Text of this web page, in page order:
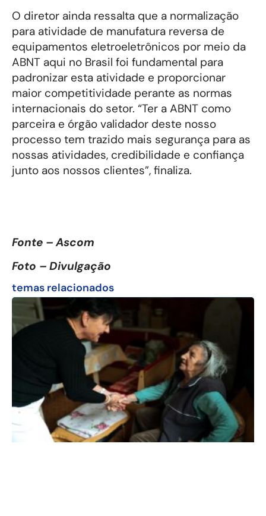
O diretor ainda ressalta que a normalização
para atividade de manufatura reversa de
equipamentos eletroeletrônicos por meio da
ABNT aqui no Brasil foi fundamental para
padronizar esta atividade e proporcionar
maior competitividade perante as normas
internacionais do setor. “Ter a ABNT como
parceira e órgão validador deste nosso
processo tem trazido mais segurança para as
nossas atividades, credibilidade e confiança
junto aos nossos clientes”, finaliza.
Fonte – Ascom
Foto – Divulgação
temas relacionados